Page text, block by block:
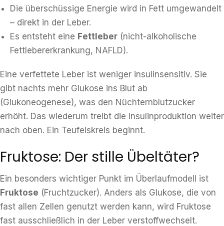
Die überschüssige Energie wird in Fett umgewandelt
– direkt in der Leber.
Es entsteht eine Fettleber (nicht-alkoholische
Fettlebererkrankung, NAFLD).
Eine verfettete Leber ist weniger insulinsensitiv. Sie
gibt nachts mehr Glukose ins Blut ab
(Glukoneogenese), was den Nüchternblutzucker
erhöht. Das wiederum treibt die Insulinproduktion weiter
nach oben. Ein Teufelskreis beginnt.
Fruktose: Der stille Übeltäter?
Ein besonders wichtiger Punkt im Überlaufmodell ist
Fruktose (Fruchtzucker). Anders als Glukose, die von
fast allen Zellen genutzt werden kann, wird Fruktose
fast ausschließlich in der Leber verstoffwechselt.